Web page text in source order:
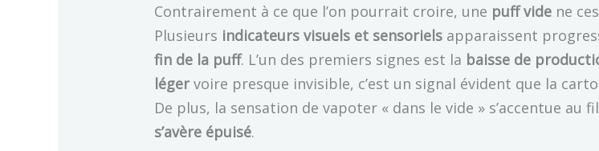
Contrairement à ce que l’on pourrait croire, une puff vide ne
Plusieurs indicateurs visuels et sensoriels apparaissent
fin de la puff. L’un des premiers signes est la baisse de
légervoire presque invisible, c’est un signal évident que la
De plus, la sensation de vapoter « dans le vide » s’accentue au
s’avère épuisé.